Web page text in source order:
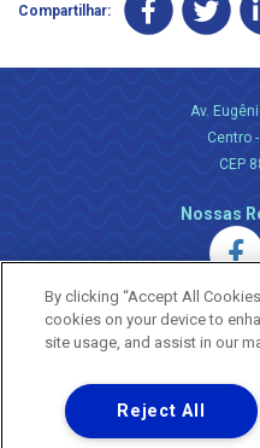
Compartilhar:
Av.
Centro
CEP
Nossas
Uma empresa
Copyright ®
Nossa
By clicking “Accept All
cookies on your device to
site usage, and assist in our
Reject All